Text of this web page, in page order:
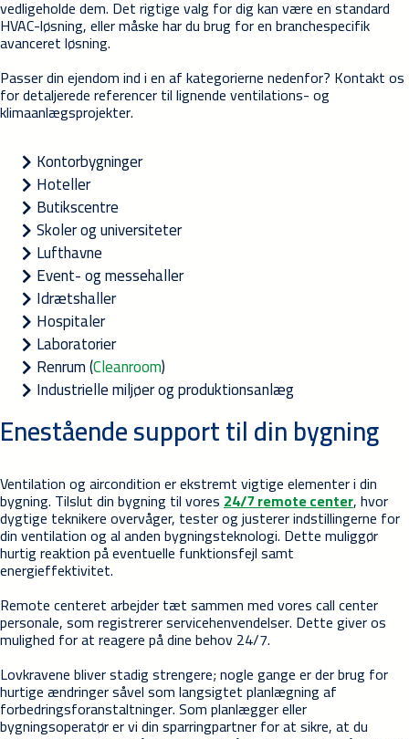
vedligeholde dem. Det rigtige valg for dig kan være en standard
HVAC-løsning, eller måske har du brug for en branchespecifik
avanceret løsning.
Passer din ejendom ind i en af kategorierne nedenfor? Kontakt os
for detaljerede referencer til lignende ventilations- og
klimaanlægsprojekter.
Kontorbygninger
Hoteller
Butikscentre
Skoler og universiteter
Lufthavne
Event- og messehaller
Idrætshaller
Hospitaler
Laboratorier
Renrum (Cleanroom)
Industrielle miljøer og produktionsanlæg
Enestående support til din bygning
Ventilation og aircondition er ekstremt vigtige elementer i din
bygning. Tilslut din bygning til vores24/7 remote center, hvor
dygtige teknikere overvåger, tester og justerer indstillingerne for
din ventilation og al anden bygningsteknologi. Dette muliggør
hurtig reaktion på eventuelle funktionsfejl samt
energieffektivitet.
Remote centeret arbejder tæt sammen med vores call center
personale, som registrerer servicehenvendelser. Dette giver os
mulighed for at reagere på dine behov 24/7.
Lovkravene bliver stadig strengere; nogle gange er der brug for
hurtige ændringer såvel som langsigtet planlægning af
forbedringsforanstaltninger. Som planlægger eller
bygningsoperatør er vi din sparringpartner for at sikre, at du